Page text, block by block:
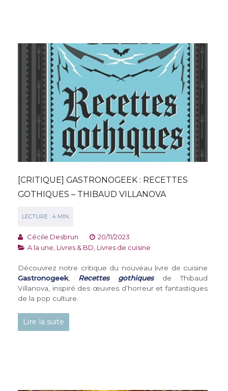
[CRITIQUE] GASTRONOGEEK : RECETTES
GOTHIQUES – THIBAUD VILLANOVA
Cécile Desbrun
20/11/2023
A la une Livres & BD Livres de cuisine
Découvrez notre critique du nouveau livre de cuisine
Gastronogeek, Recettes gothiquesde Thibaud
Villanova, inspiré des œuvres d’horreur et fantastiques
de la pop culture.
Lire la suite